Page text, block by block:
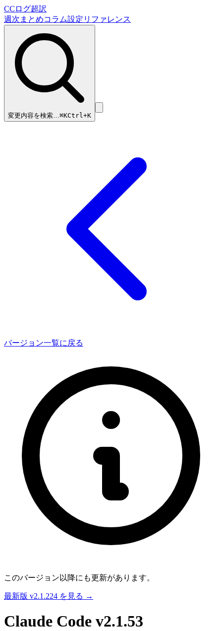
CCログ超訳
週次まとめコラム設定リファレンス
変更内容を検索…⌘KCtrl+K
バージョン一覧に戻る
このバージョン以降にも更新があります。
最新版 v2.1.224 を見る →
Claude Code v2.1.53